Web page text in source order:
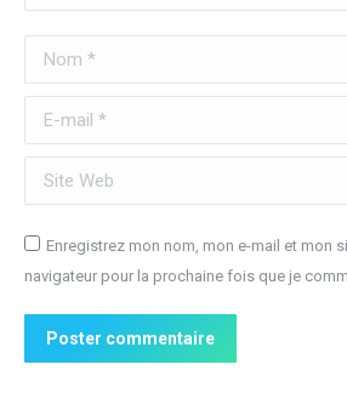
Nom *
E-mail *
Site Web
Enregistrez mon nom, mon e-mail et mon
navigateur pour la prochaine fois que je
Poster commentaire